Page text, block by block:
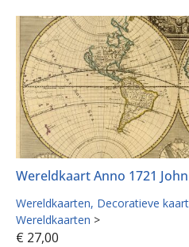
Wereldkaart Anno 1721
Wereldkaarten Decoratieve
Wereldkaarten >
€ 27,00